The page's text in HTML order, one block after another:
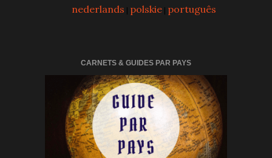
nederlands | polskie| português
CARNETS & GUIDES PAR PAYS